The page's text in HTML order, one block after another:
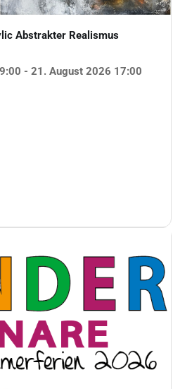
Abstrakter Realismus
- 21. August 2026 17:00